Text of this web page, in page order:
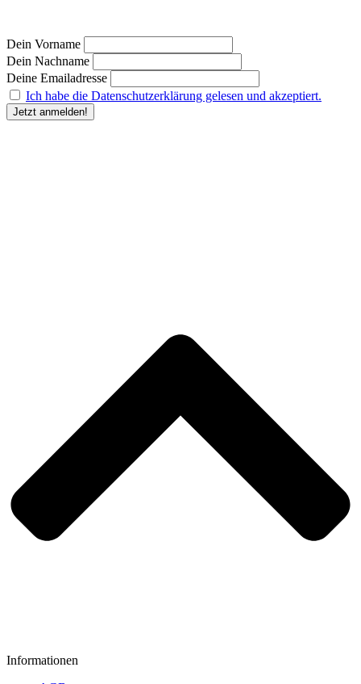
Dein Vorname
Dein Nachname
Deine Emailadresse
Ich habe die Datenschutzerklärung gelesen und akzeptiert.
Informationen